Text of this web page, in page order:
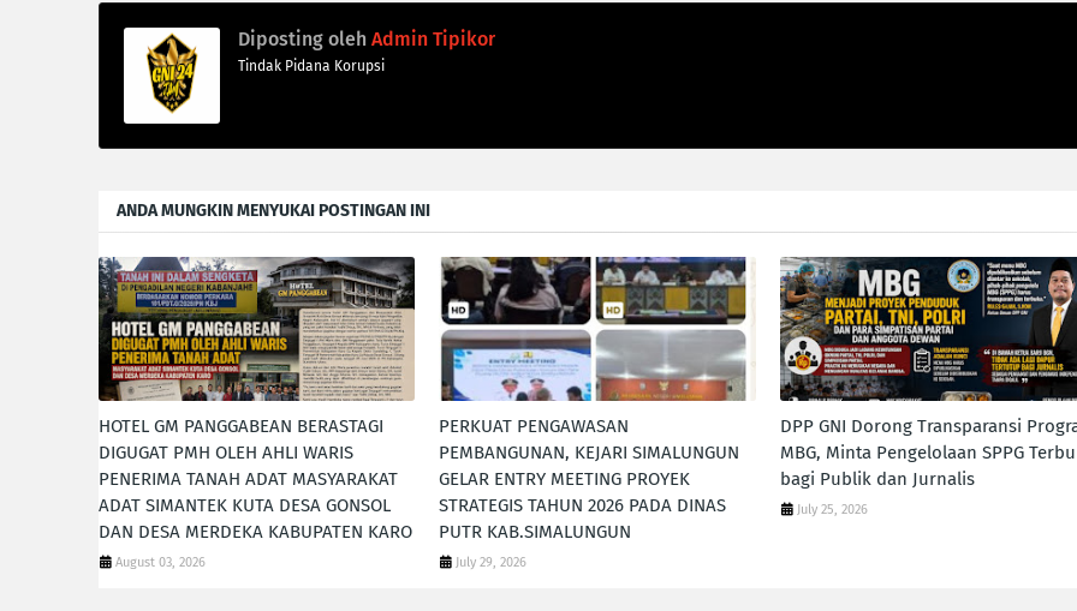
Diposting oleh Admin Tipikor
Tindak Pidana Korupsi
ANDA MUNGKIN MENYUKAI POSTINGAN INI
HOTEL GM PANGGABEAN BERASTAGI
DIGUGAT PMH OLEH AHLI WARIS
PENERIMA TANAH ADAT MASYARAKAT
ADAT SIMANTEK KUTA DESA GONSOL
DAN DESA MERDEKA KABUPATEN KARO
August 03, 2026
PERKUAT PENGAWASAN
PEMBANGUNAN, KEJARI SIMALUNGUN
GELAR ENTRY MEETING PROYEK
STRATEGIS TAHUN 2026 PADA DINAS
PUTR KAB.SIMALUNGUN
July 29, 2026
DPP GNI Dorong Transparansi
MBG, Minta Pengelolaan SPPG
bagi Publik dan Jurnalis
July 25, 2026